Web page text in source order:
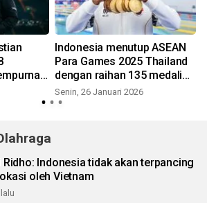
Indonesia menutup ASEAN
Para Games 2025 Thailand
dengan raihan 135 medali
emas
Senin, 26 Januari 2026
Ridho: Indonesia tidak akan terpancing
oleh Vietnam